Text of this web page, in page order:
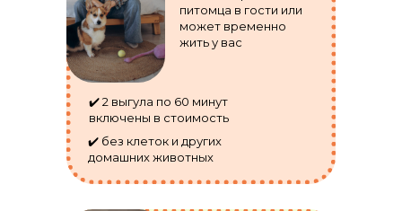
питомца в гости или
может временно
жить у вас
✔️ 2 выгула по 60 минут
включены в стоимость
✔️ без клеток и других
домашних животных